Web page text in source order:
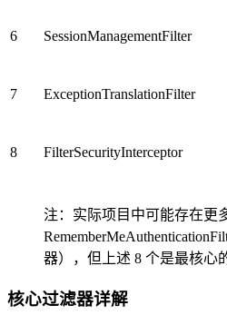
6 SessionManagementFilter
7 ExceptionTranslationFilter
8 FilterSecurityInterceptor
注：实际项目中可能存在更
器），但上述 8 个是最核心
核心过滤器详解